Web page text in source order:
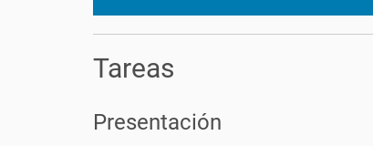
q
Tareas
Presentación